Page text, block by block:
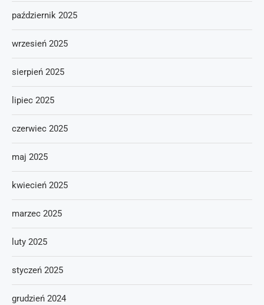
październik 2025
wrzesień 2025
sierpień 2025
lipiec 2025
czerwiec 2025
maj 2025
kwiecień 2025
marzec 2025
luty 2025
styczeń 2025
grudzień 2024